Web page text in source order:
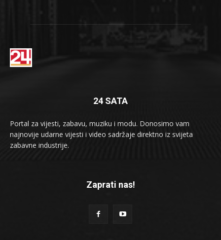
24 SATA
Portal za vijesti, zabavu, muziku i modu. Donosimo vam
najnovije udarne vijesti i video sadržaje direktno iz svijeta
zabavne industrije.
Zaprati nas!